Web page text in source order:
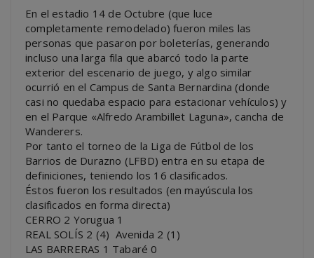
En el estadio 14 de Octubre (que luce
completamente remodelado) fueron miles las
personas que pasaron por boleterías, generando
incluso una larga fila que abarcó todo la parte
exterior del escenario de juego, y algo similar
ocurrió en el Campus de Santa Bernardina (donde
casi no quedaba espacio para estacionar vehículos) y
en el Parque «Alfredo Arambillet Laguna», cancha de
Wanderers.
Por tanto el torneo de la Liga de Fútbol de los
Barrios de Durazno (LFBD) entra en su etapa de
definiciones, teniendo los 16 clasificados.
Éstos fueron los resultados (en mayúscula los
clasificados en forma directa)
CERRO 2 Yorugua 1
REAL SOLÍS 2 (4) Avenida 2 (1)
LAS BARRERAS 1 Tabaré 0